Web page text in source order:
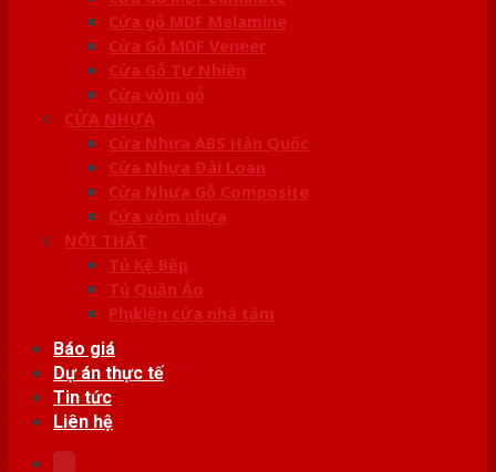
Cửa gỗ MDF Melamine
Cửa Gỗ MDF Veneer
Cửa Gỗ Tự Nhiên
Cửa vòm gỗ
CỬA NHỰA
Cửa Nhựa ABS Hàn Quốc
Cửa Nhựa Đài Loan
Cửa Nhựa Gỗ Composite
Cửa vòm nhựa
NỘI THẤT
Tủ Kệ Bếp
Tủ Quần Áo
Phụ kiện cửa nhà tắm
Báo giá
Dự án thực tế
Tin tức
Liên hệ